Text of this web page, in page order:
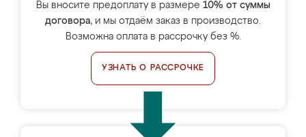
Вы вносите предоплату в размере 10% от суммы
договора, и мы отдаём заказ в производство.
Возможна оплата в рассрочку без %.
УЗНАТЬ О РАССРОЧКЕ